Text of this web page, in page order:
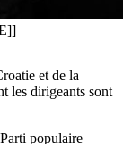
et de la
les dirigeants sont
populaire